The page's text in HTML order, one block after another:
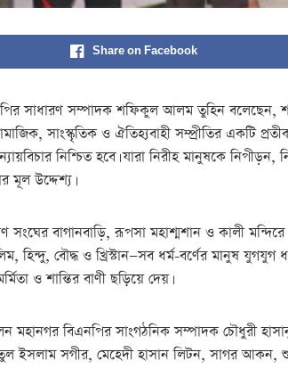
Share on Facebook
সাধারণ সম্পাদক শফিকুল আলম তুহিন বলেছেন,
সাংস্কৃতিক ও ঐতিহ্যবাহী সম্প্রীতির একটি
নিশ্চিত হবে। যারা নিরীহ মানুষকে
মূল উদ্দেশ্য।
বাগানবাড়ি, রূপসা মহাশ্মশান ও কালী
হিন্দু, বৌদ্ধ ও খ্রিস্টান—সব ধর্ম-বর্ণের মানুষ
ও শান্তির বাণী ছড়িয়ে দেয়।
মহানগর বিএনপির সাংগঠনিক সম্পাদক চৌধুরী
ইসলাম সগীর, মেহেদী হাসান লিটন, সাগর আকন,